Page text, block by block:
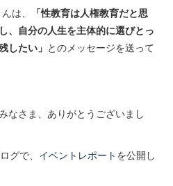
は、
「性教育は人権教育だと思
、自分の人生を主体的に選びとっ
したい」 とのメッセージを送って
なさま、ありがとうございまし
グで、 イベントレポート を公開し